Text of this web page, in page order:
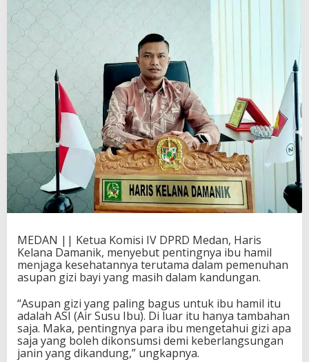
MEDAN || Ketua Komisi IV DPRD Medan, Haris
Kelana Damanik, menyebut pentingnya ibu hamil
menjaga kesehatannya terutama dalam pemenuhan
asupan gizi bayi yang masih dalam kandungan.
“Asupan gizi yang paling bagus untuk ibu hamil itu
adalah ASI (Air Susu Ibu). Di luar itu hanya tambahan
saja. Maka, pentingnya para ibu mengetahui gizi apa
saja yang boleh dikonsumsi demi keberlangsungan
janin yang dikandung,” ungkapnya.